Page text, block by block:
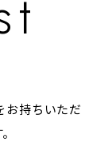
お持ちいただ